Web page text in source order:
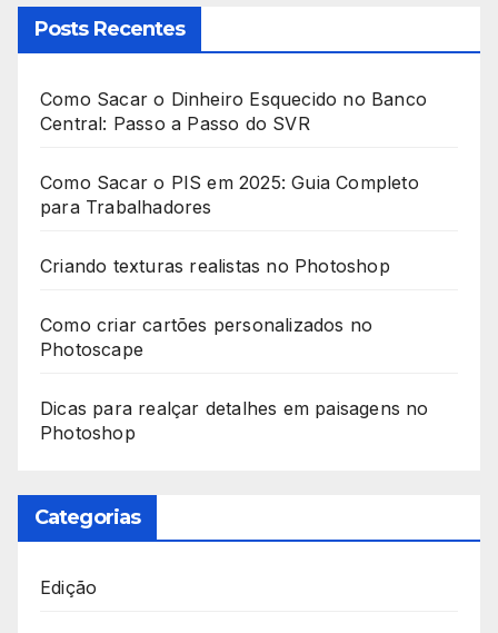
Posts Recentes
Como Sacar o Dinheiro Esquecido no Banco
Central: Passo a Passo do SVR
Como Sacar o PIS em 2025: Guia Completo
para Trabalhadores
Criando texturas realistas no Photoshop
Como criar cartões personalizados no
Photoscape
Dicas para realçar detalhes em paisagens no
Photoshop
Categorias
Edição